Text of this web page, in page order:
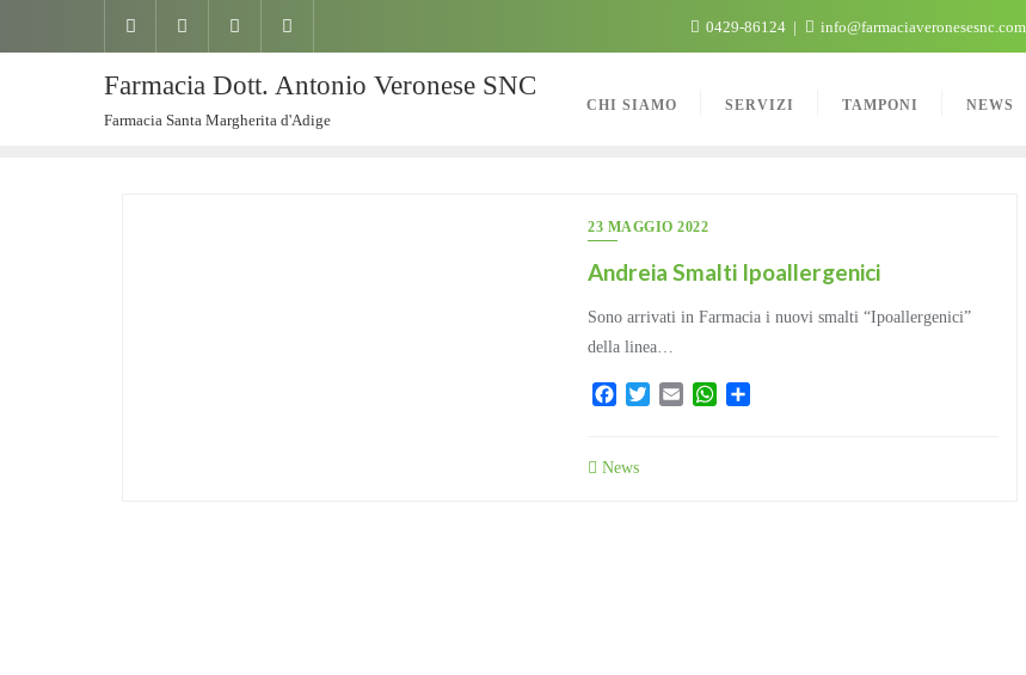
0429-86124 info@farmaciaveronesesnc.com
Farmacia Dott. Antonio Veronese SNC
Farmacia Santa Margherita d'Adige
CHI SIAMO SERVIZI TAMPONI NEWS
23 MAGGIO 2022
Andreia Smalti Ipoallergenici
Sono arrivati in Farmacia i nuovi smalti “Ipoallergenici”
della linea…
FacebookTwitterEmail WhatsApp
News